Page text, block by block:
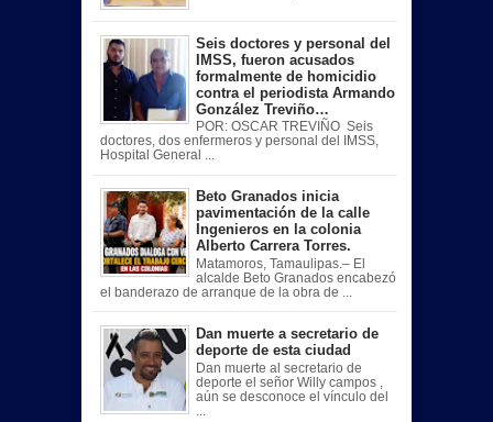
Seis doctores y personal del
IMSS, fueron acusados
formalmente de homicidio
contra el periodista Armando
González Treviño…
POR: OSCAR TREVIÑO Seis
doctores, dos enfermeros y personal del IMSS,
Hospital General ...
Beto Granados inicia
pavimentación de la calle
Ingenieros en la colonia
Alberto Carrera Torres.
Matamoros, Tamaulipas.– El
alcalde Beto Granados encabezó
el banderazo de arranque de la obra de ...
Dan muerte a secretario de
deporte de esta ciudad
Dan muerte al secretario de
deporte el señor Willy campos ,
aún se desconoce el vínculo del